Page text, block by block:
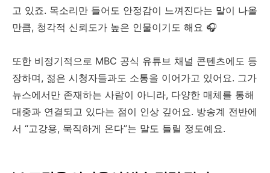
고 있죠. 목소리만 들어도 안정감이 느껴진다는 말이 나올
만큼, 청각적 신뢰도가 높은 인물이기도 해요 🎧
또한 비정기적으로 MBC 공식 유튜브 채널 콘텐츠에도 등
장하며, 젊은 시청자들과도 소통을 이어가고 있어요. 그가
뉴스에서만 존재하는 사람이 아니라, 다양한 매체를 통해
대중과 연결되고 있다는 점이 인상 깊어요. 방송계 전반에
서 “고강용, 묵직하게 온다”는 말도 들릴 정도예요.